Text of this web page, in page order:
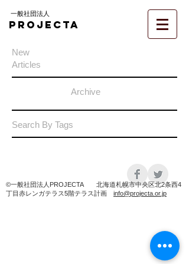
一般社団法人
PROJECTA
New
Articles
Archive
Search By Tags
©️一般社団法人PROJECTA 北海道札幌市中央区北2条西4
丁目赤レンガテラス5階テラス計画 info@projecta.or.jp